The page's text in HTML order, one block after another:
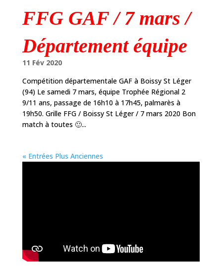
FFG GAF / 7 mars /
Département équipe
11 Fév 2020
Compétition départementale GAF à Boissy St Léger
(94) Le samedi 7 mars, équipe Trophée Régional 2
9/11 ans, passage de 16h10 à 17h45, palmarès à
19h50. Grille FFG / Boissy St Léger / 7 mars 2020 Bon
match à toutes 🙂...
« Entrées Plus Anciennes